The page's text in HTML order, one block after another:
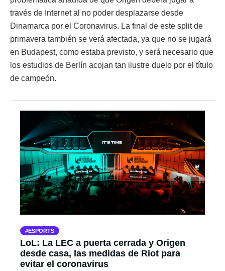
través de Internet al no poder desplazarse desde
Dinamarca por el Coronavirus. La final de este split de
primavera también se verá afectada, ya que no se jugará
en Budapest, como estaba previsto, y será necesario que
los estudios de Berlín acojan tan ilustre duelo por el título
de campeón.
ESPORTS
LoL: La LEC a puerta cerrada y Origen
desde casa, las medidas de Riot para
evitar el coronavirus